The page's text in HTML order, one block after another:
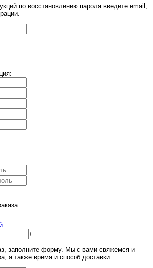
по восстановлению пароля введите email,
+
заполните форму. Мы с вами свяжемся и
а также время и способ доставки.